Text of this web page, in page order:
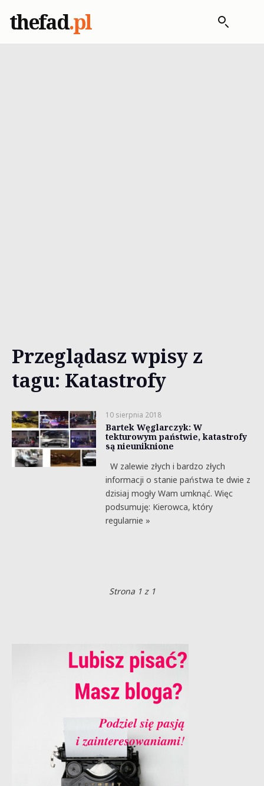
thefad.pl
Przeglądasz wpisy z
tagu: Katastrofy
10 sierpnia 2018
Bartek Węglarczyk: W
tekturowym państwie, katastrofy
są nieuniknione
W zalewie złych i bardzo złych
informacji o stanie państwa te dwie z
dzisiaj mogły Wam umknąć. Więc
podsumuję: Kierowca, który
regularnie »
Strona 1 z 1